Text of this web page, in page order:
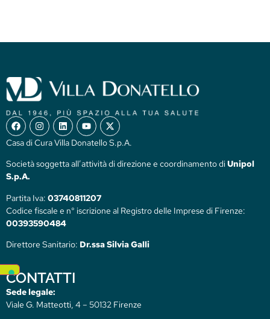
Casa di Cura Villa Donatello S.p.A.
Società soggetta all’attività di direzione e coordinamento diUnipol
S.p.A.
Partita Iva: 03740811207
Codice fiscale e n° iscrizione al Registro delle Imprese di Firenze:
00393590484
Direttore Sanitario: Dr.ssa Silvia Galli
CONTATTI
Sede legale:
Viale G. Matteotti, 4 – 50132 Firenze